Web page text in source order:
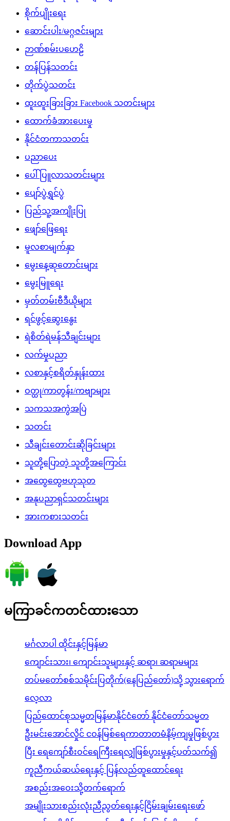
စိုက်ပျိုးရေး
ဆောင်းပါး/မဂ္ဂဇင်းများ
ဉာဏ်စမ်းပဟေဠိ
တန်ပြန်သတင်း
တိုက်ပွဲသတင်း
ထူးထူးခြားခြား Facebook သတင်းများ
ထောက်ခံအားပေးမှု
နိုင်ငံတကာသတင်း
ပညာပေး
ပေါ်ပြူလာသတင်းများ
ပျော်ပွဲရွှင်ပွဲ
ပြည်သူ့အကျိုးပြု
ဖျော်ဖြေရေး
မူလစာမျက်နှာ
မွေးနေ့ဆုတောင်းများ
မွေးမြူရေး
မှတ်တမ်းဗီဒီယိုများ
ရင်ဖွင့်ဆွေးနွေး
ရဲစိတ်ရဲမန်သီချင်းများ
လက်မှုပညာ
လစာနှင့်စရိတ်နှုန်းထား
ဝတ္ထု/ကာတွန်း/ကဗျာများ
သကသအကွဲအပြဲ
သတင်း
သီချင်းတောင်းဆိုခြင်းများ
သူတို့ပြောတဲ့ သူတို့အကြောင်း
အထွေထွေဗဟုသုတ
အနုပညာရှင်သတင်းများ
အားကစားသတင်း
Download App
မကြာခင်ကတင်ထားသော
မင်္ဂလာပါ ထိုင်းနှင့်မြန်မာ
ကျောင်းသား၊ ကျောင်းသူများနှင့် ဆရာ၊ ဆရာမများ
တပ်မတော်စစ်သမိုင်းပြတိုက်(နေပြည်တော်)သို့ သွားရောက်
လေ့လာ
ပြည်ထောင်စုသမ္မတမြန်မာနိုင်ငံတော် နိုင်ငံတော်သမ္မတ
ဦးမင်းအောင်လှိုင် ငဝန်မြစ်ရေကာတာတမံနိမ့်ကျမှုဖြစ်ပွား
ပြီး ရေကျော်စီးဝင်ရေကြီးရေလျှံဖြစ်ပွားမှုနှင့်ပတ်သက်၍
ကူညီကယ်ဆယ်ရေးနှင့် ပြန်လည်ထူထောင်ရေး
အစည်းအဝေးသို့တက်ရောက်
အမျိုးသားစည်းလုံးညီညွတ်ရေးနှင့်ငြိမ်းချမ်းရေးဖော်